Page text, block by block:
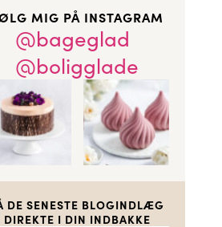
MIG PÅ INSTAGRAM
@bageglad
@boligglade
DE SENESTE BLOGINDLÆG
DIREKTE I DIN INDBAKKE